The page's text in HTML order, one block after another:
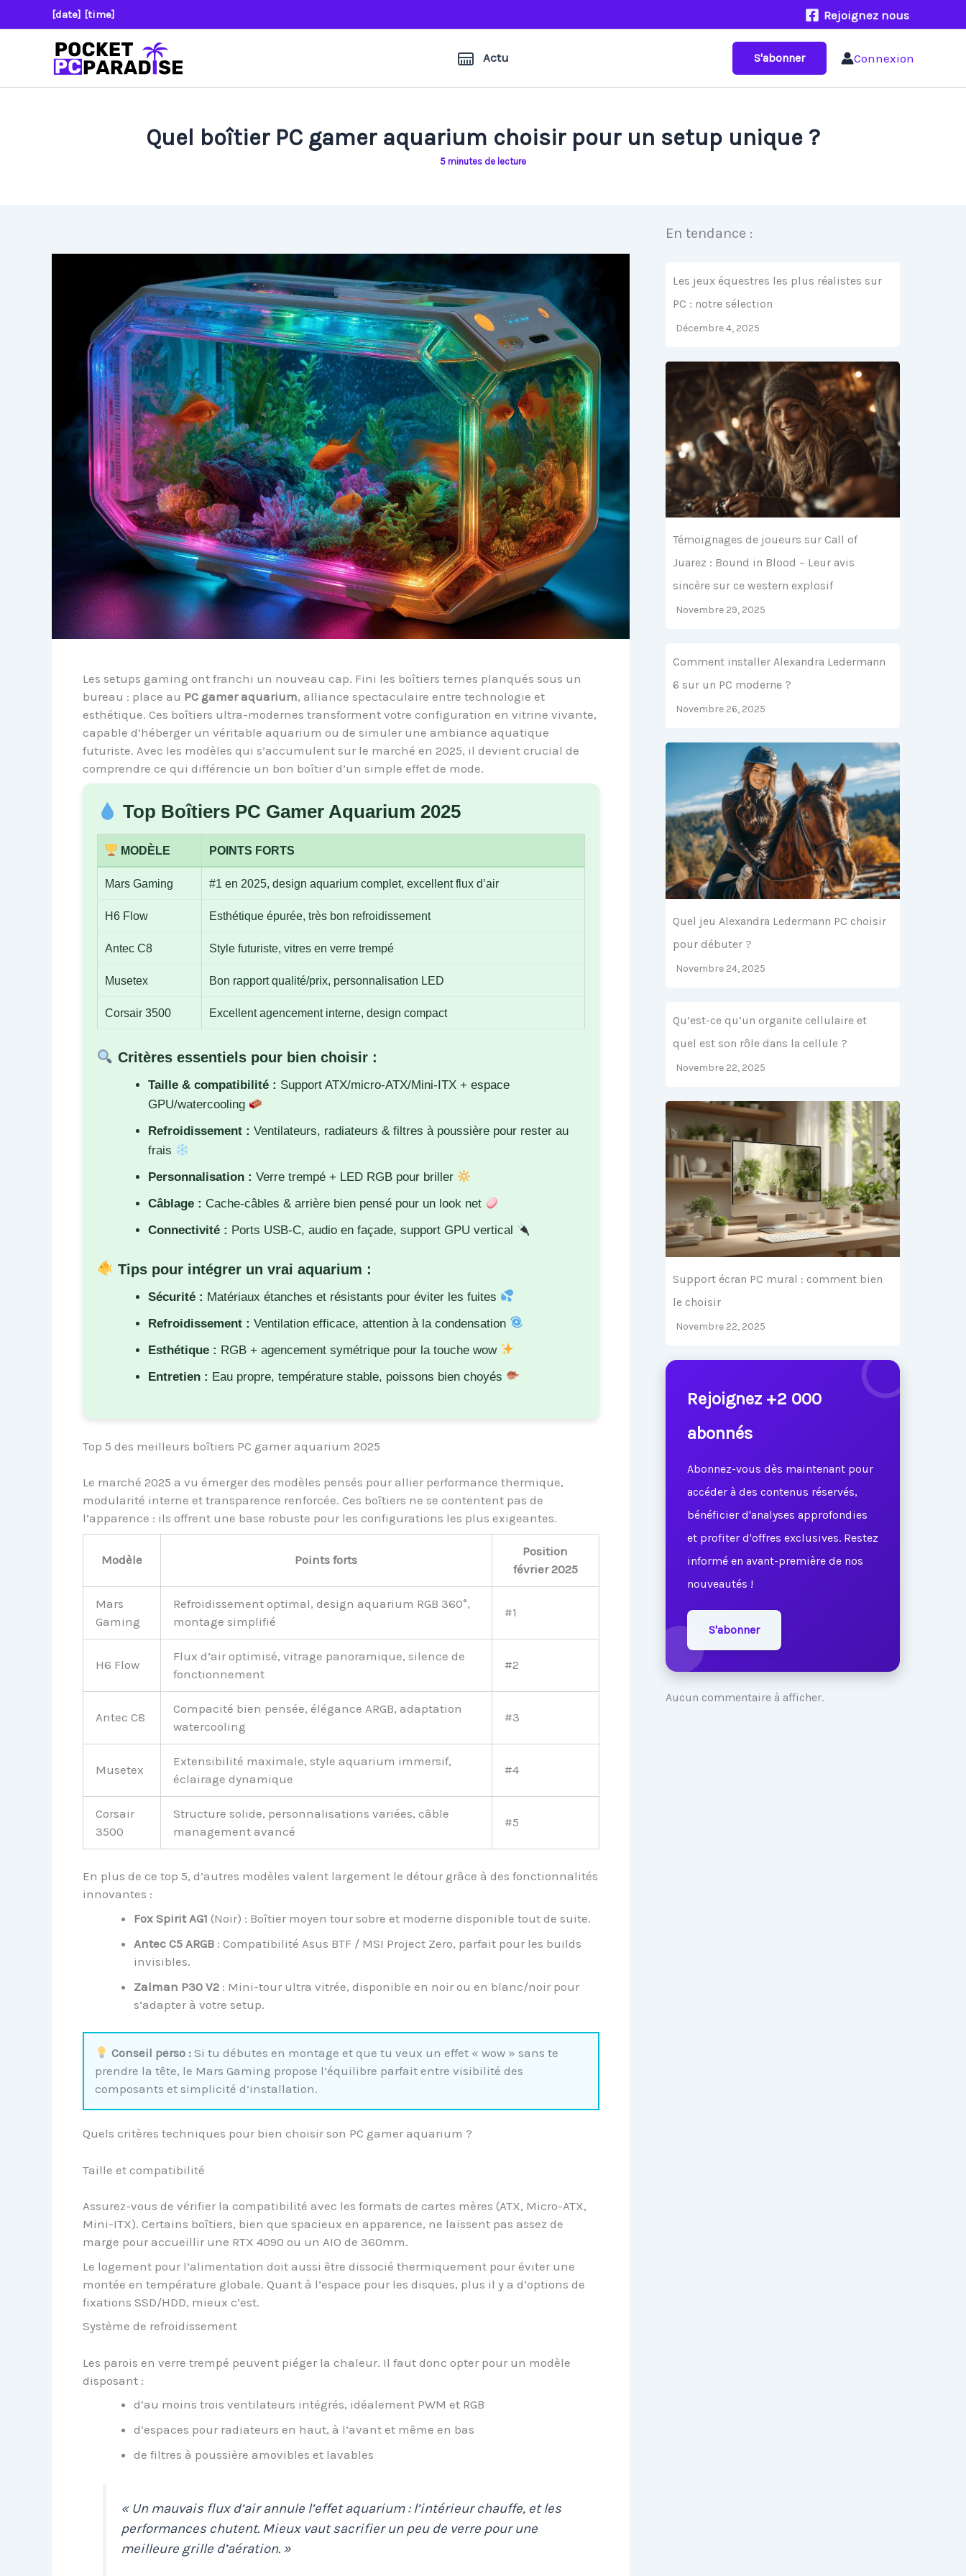
au
[date] [time] Rejoignez nous
Actu S'abonner Connexion
Quel boîtier PC gamer aquarium choisir pour un setup unique ?
5 minutes de lecture
Les setups gaming ont franchi un nouveau cap. Fini les boîtiers ternes planqués sous un
bureau : place au PC gamer aquarium, alliance spectaculaire entre technologie et
esthétique. Ces boîtiers ultra-modernes transforment votre configuration en vitrine vivante,
capable d’héberger un véritable aquarium ou de simuler une ambiance aquatique
futuriste. Avec les modèles qui s’accumulent sur le marché en 2025, il devient crucial de
comprendre ce qui différencie un bon boîtier d’un simple effet de mode.
Top Boîtiers PC Gamer Aquarium 2025
MODÈLE POINTS FORTS
Mars Gaming #1 en 2025, design aquarium complet, excellent flux d’air
H6 Flow Esthétique épurée, très bon refroidissement
Antec C8 Style futuriste, vitres en verre trempé
Musetex Bon rapport qualité/prix, personnalisation LED
Corsair 3500 Excellent agencement interne, design compact
Critères essentiels pour bien choisir :
Taille & compatibilité : Support ATX/micro-ATX/Mini-ITX + espace
GPU/watercooling
Refroidissement : Ventilateurs, radiateurs & filtres à poussière pour rester au
frais
Personnalisation : Verre trempé + LED RGB pour briller
Câblage : Cache-câbles & arrière bien pensé pour un look net
Connectivité : Ports USB-C, audio en façade, support GPU vertical
Tips pour intégrer un vrai aquarium :
Sécurité : Matériaux étanches et résistants pour éviter les fuites
Refroidissement : Ventilation efficace, attention à la condensation
Esthétique : RGB + agencement symétrique pour la touche wow
Entretien : Eau propre, température stable, poissons bien choyés
Top 5 des meilleurs boîtiers PC gamer aquarium 2025
Le marché 2025 a vu émerger des modèles pensés pour allier performance thermique,
modularité interne et transparence renforcée. Ces boîtiers ne se contentent pas de
l’apparence : ils offrent une base robuste pour les configurations les plus exigeantes.
Modèle Points forts
Position
février 2025
Mars
Gaming
Refroidissement optimal, design aquarium RGB 360°,
montage simplifié
#1
H6 Flow
Flux d’air optimisé, vitrage panoramique, silence de
fonctionnement
#2
Antec C8
Compacité bien pensée, élégance ARGB, adaptation
watercooling
#3
Musetex
Extensibilité maximale, style aquarium immersif,
éclairage dynamique
#4
Corsair
3500
Structure solide, personnalisations variées, câble
management avancé
#5
En plus de ce top 5, d’autres modèles valent largement le détour grâce à des fonctionnalités
innovantes :
Fox Spirit AG1 (Noir) : Boîtier moyen tour sobre et moderne disponible tout de suite.
Antec C5 ARGB: Compatibilité Asus BTF / MSI Project Zero, parfait pour les builds
invisibles.
Zalman P30 V2: Mini-tour ultra vitrée, disponible en noir ou en blanc/noir pour
s’adapter à votre setup.
Conseil perso :Si tu débutes en montage et que tu veux un effet « wow » sans te
prendre la tête, le Mars Gaming propose l’équilibre parfait entre visibilité des
composants et simplicité d’installation.
Quels critères techniques pour bien choisir son PC gamer aquarium ?
Taille et compatibilité
Assurez-vous de vérifier la compatibilité avec les formats de cartes mères (ATX, Micro-ATX,
Mini-ITX). Certains boîtiers, bien que spacieux en apparence, ne laissent pas assez de
marge pour accueillir une RTX 4090 ou un AIO de 360mm.
Le logement pour l’alimentation doit aussi être dissocié thermiquement pour éviter une
montée en température globale. Quant à l’espace pour les disques, plus il y a d’options de
fixations SSD/HDD, mieux c’est.
Système de refroidissement
Les parois en verre trempé peuvent piéger la chaleur. Il faut donc opter pour un modèle
disposant :
d’au moins trois ventilateurs intégrés, idéalement PWM et RGB
d’espaces pour radiateurs en haut, à l’avant et même en bas
de filtres à poussière amovibles et lavables
« Un mauvais flux d’air annule l’effet aquarium : l’intérieur chauffe, et les
performances chutent. Mieux vaut sacrifier un peu de verre pour une
meilleure grille d’aération. »
En tendance :
Les jeux équestres les plus réalistes sur
PC : notre sélection
Décembre 4, 2025
Témoignages de joueurs sur Call of
Juarez : Bound in Blood – Leur avis
sincère sur ce western explosif
Novembre 29, 2025
Comment installer Alexandra Ledermann
6 sur un PC moderne ?
Novembre 26, 2025
Quel jeu Alexandra Ledermann PC choisir
pour débuter ?
Novembre 24, 2025
Qu’est-ce qu’un organite cellulaire et
quel est son rôle dans la cellule ?
Novembre 22, 2025
Support écran PC mural : comment bien
le choisir
Novembre 22, 2025
Rejoignez +2 000
abonnés
Abonnez-vous dès maintenant pour
accéder à des contenus réservés,
bénéficier d'analyses approfondies
et profiter d'offres exclusives. Restez
informé en avant-première de nos
nouveautés !
S'abonner
Aucun commentaire à afficher.